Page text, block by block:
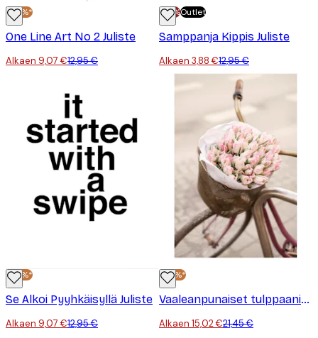
-30%*
One Line Art No 2 Juliste
Alkaen 9,07 €12,95 €
-70%Outlet
Samppanja Kippis Juliste
Alkaen 3,88 €12,95 €
-30%*
Se Alkoi Pyyhkäisyllä Juliste
Alkaen 9,07 €12,95 €
-30%*
Vaaleanpunaiset tulppaanit polkupyörässä juliste
Alkaen 15,02 €21,45 €